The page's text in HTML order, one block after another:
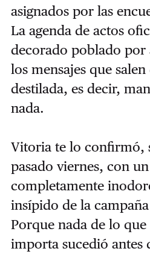
asignados por las
La agenda de actos
decorado poblado por
los mensajes que
destilada, es decir,
nada.
Vitoria te lo confirmó,
pasado viernes, con
completamente
insípido de la
Porque nada de lo que
importa sucedió antes